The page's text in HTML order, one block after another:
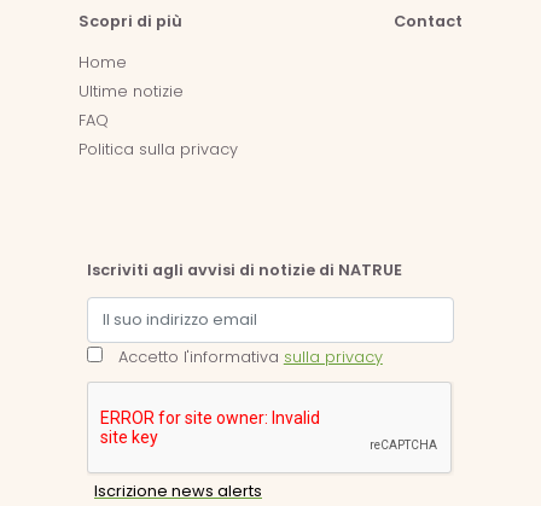
Scopri di più
Home
Ultime notizie
FAQ
Politica sulla privacy
Contact
Iscriviti agli avvisi di notizie di NATRUE
Accetto l'informativa sulla privacy